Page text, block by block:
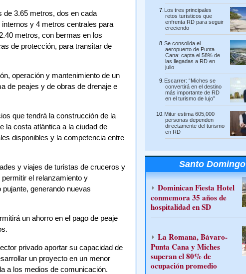
de 3.65 metros, dos en cada
y 4 metros centrales para
metros, con bermas en los
de protección, para transitar de
operación y mantenimiento de un
de peajes y de obras de drenaje e
que tendrá la construcción de la
la costa atlántica a la ciudad de
disponibles y la competencia entre
y viajes de turistas de cruceros y
el relanzamiento y
generando nuevas
un ahorro en el pago de peaje
privado aportar su capacidad de
un proyecto en un menor
a los medios de comunicación.
Los tres principales
retos turísticos que
enfrenta RD para seguir
creciendo
Se consolida el
aeropuerto de Punta
Cana: capta el 58% de
las llegadas a RD en
julio
Escarrer: “Miches se
convertirá en el destino
más importante de RD
en el turismo de lujo”
Mitur estima 605,000
personas dependen
directamente del turismo
en RD
Santo Domingo
Dominican Fiesta Hotel
conmemora 35 años de
hospitalidad en SD
La Romana, Bávaro-
Punta Cana y Miches
superan el 80% de
ocupación promedio